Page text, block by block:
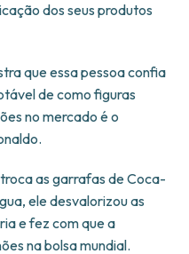
dos seus produtos
que essa pessoa confia
de como figuras
no mercado é o
as garrafas de Coca-
ele desvalorizou as
e fez com que a
na bolsa mundial.